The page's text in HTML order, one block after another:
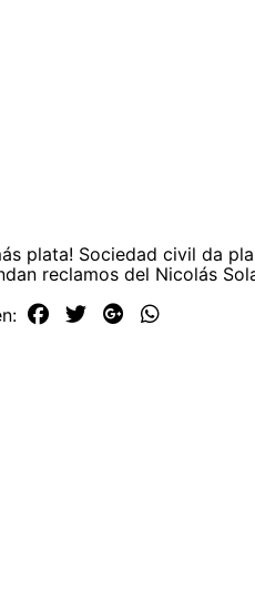
plata! Sociedad civil da
reclamos del Nicolás